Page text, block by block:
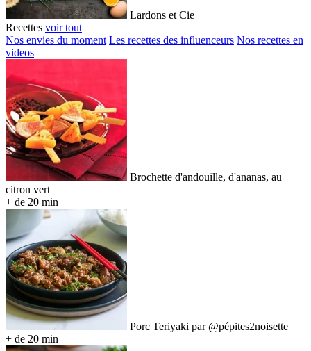
Lardons et Cie
Recettes voir tout
Nos envies du moment Les recettes des influenceurs Nos recettes en
videos
Brochette d'andouille, d'ananas, au
citron vert
+ de 20 min
Porc Teriyaki par @pépites2noisette
+ de 20 min